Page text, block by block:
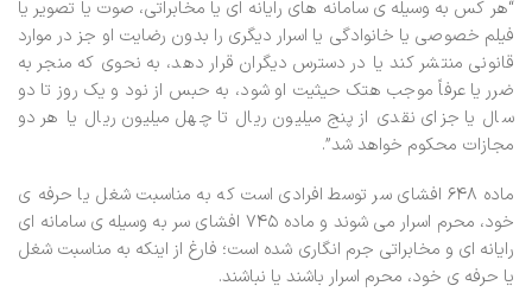
“هر کس به وسیله­ ی سامانه­ های رایانه­ ای یا مخابراتی، صوت یا تصویر یا
فیلم خصوصی یا خانوادگی یا اسرار دیگری را بدون رضایت او جز در موارد
قانونی منتشر کند یا در دسترس دیگران قرار دهد، به نحوی که منجر به
ضرر یا عرفاً موجب هتک حیثیت او شود، به حبس از نود و یک روز تا دو
سال یا جزای نقدی از پنج میلیون ریال تا چهل میلیون ریال یا هر دو
مجازات محکوم خواهد شد”.
ماده ۶۴۸ افشای سر توسط افرادی است که به مناسبت شغل یا حرفه­ ی
خود، محرم اسرار می ­شوند و ماده ۷۴۵ افشای سر به وسیله­ ی سامانه­ ای
رایانه ای و مخابراتی جرم ­انگاری شده است؛ فارغ از اینکه به مناسبت شغل
یا حرفه­ ی خود، محرم اسرار باشند یا نباشند.